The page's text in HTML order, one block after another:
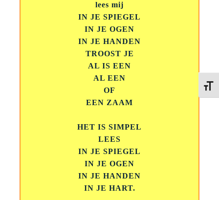
lees mij
IN JE SPIEGEL
IN JE OGEN
IN JE HANDEN
TROOST JE
AL IS EEN
AL EEN
OF
EEN ZAAM
HET IS SIMPEL
LEES
IN JE SPIEGEL
IN JE OGEN
IN JE HANDEN
IN JE HART.